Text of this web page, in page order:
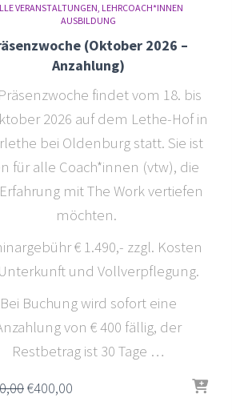
VERANSTALTUNGEN LEHRCOACH*INNEN
AUSBILDUNG
(Oktober 2026 –
Anzahlung)
findet vom 18. bis
2026 auf dem Lethe-Hof in
bei Oldenburg statt. Sie ist
für alle Coach*innen (vtw), die
mit The Work vertiefen
möchten.
€ 1.490,- zzgl. Kosten
und Vollverpflegung.
Bei Buchung wird sofort eine
von € 400 fällig, der
Restbetrag ist 30 Tage …
Ursprünglicher
€400,00